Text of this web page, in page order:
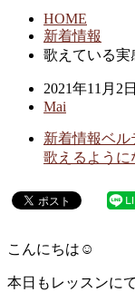
HOME
新着情報
歌えている実
2021年11月2日
Mai
新着情報ベル
歌えるように
こんにちは☺︎
本日もレッスンに